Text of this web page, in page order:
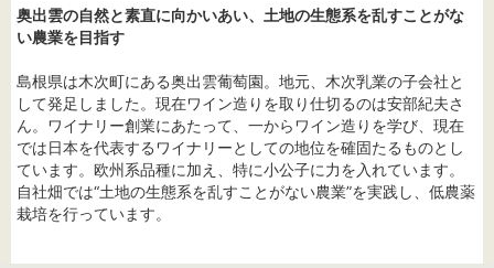
奥出雲の自然と素直に向かいあい、土地の生態系を乱すことがな
い農業を目指す
島根県は木次町にある奥出雲葡萄園。地元、木次乳業の子会社と
して発足しました。現在ワイン造りを取り仕切るのは安部紀夫さ
ん。ワイナリー創業にあたって、一からワイン造りを学び、現在
では日本を代表するワイナリーとしての地位を確固たるものとし
ています。欧州系品種に加え、特に小公子に力を入れています。
自社畑では“土地の生態系を乱すことがない農業”を実践し、低農薬
栽培を行っています。